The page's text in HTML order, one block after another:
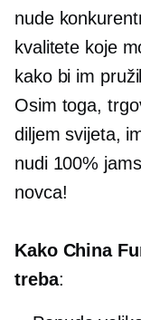
nude
kvalitete koje
kako bi im
Osim toga,
diljem svijeta,
nudi 100%
novca!
Kako China
treba: